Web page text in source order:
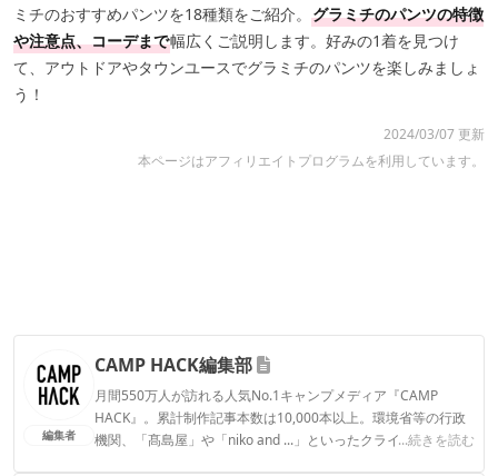
ミチのおすすめパンツを18種類をご紹介。 グラミチのパンツの特徴
や注意点、コーデまで幅広くご説明します。好みの1着を見つけ
て、アウトドアやタウンユースでグラミチのパンツを楽しみましょ
う！
2024/03/07 更新
本ページはアフィリエイトプログラムを利用しています。
編集者
CAMP HACK編集部
月間550万人が訪れる人気No.1キャンプメディア『CAMP
HACK』。累計制作記事本数は10,000本以上。環境省等の行政
機関、「髙島屋」や「niko and ...」といったクライアントとの
...続きを読む